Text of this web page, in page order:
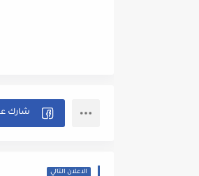
الاعلان التالي